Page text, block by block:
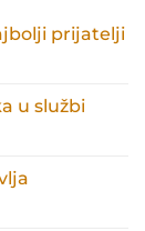
prijatelji
u službi